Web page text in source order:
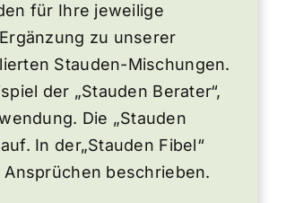
für Ihre jeweilige
zu unserer
Stauden-Mischungen.
der „Stauden Berater“,
Die „Stauden
In der„Stauden Fibel“
beschrieben.